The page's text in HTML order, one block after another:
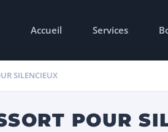
Accueil Services
SILENCIEUX
POUR